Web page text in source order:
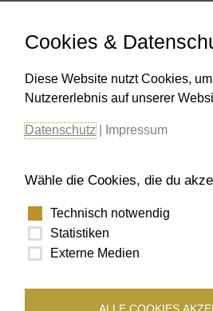
Kontakt
Die perfekte Kettenlänge
Tipps zur Schmuck-Pflege
SOCIAL MEDIA
Cookies &
Diese Website nutzt Cookies,
Nutzererlebnis auf unserer
Datenschutz Impressum
Wähle die Cookies, die du
Technisch notwendig
Statistiken
Externe Medien